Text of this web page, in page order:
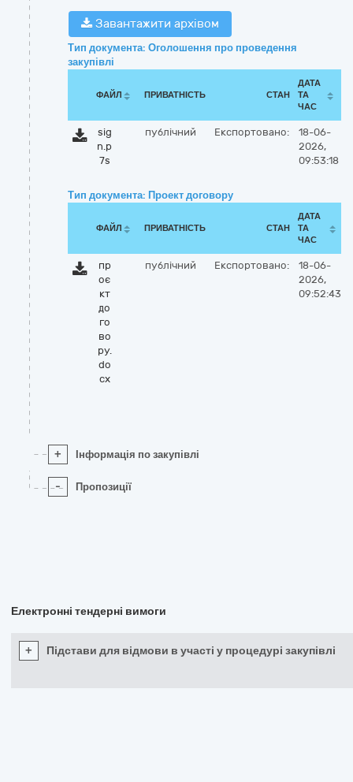
Завантажити архівом
Тип документа: Оголошення про проведення
закупівлі
ФАЙЛ ПРИВАТНІСТЬ СТАН
ДАТА
ТА
ЧАС
sig
n.p
7s
публічний Експортовано:
18-06-
2026,
09:53:18
Тип документа: Проект договору
ФАЙЛ ПРИВАТНІСТЬ СТАН
ДАТА
ТА
ЧАС
пр
оє
кт
до
го
во
ру.
do
cx
публічний Експортовано:
18-06-
2026,
09:52:43
+ Інформація по закупівлі
- Пропозиції
Електронні тендерні вимоги
+ Підстави для відмови в участі у процедурі закупівлі